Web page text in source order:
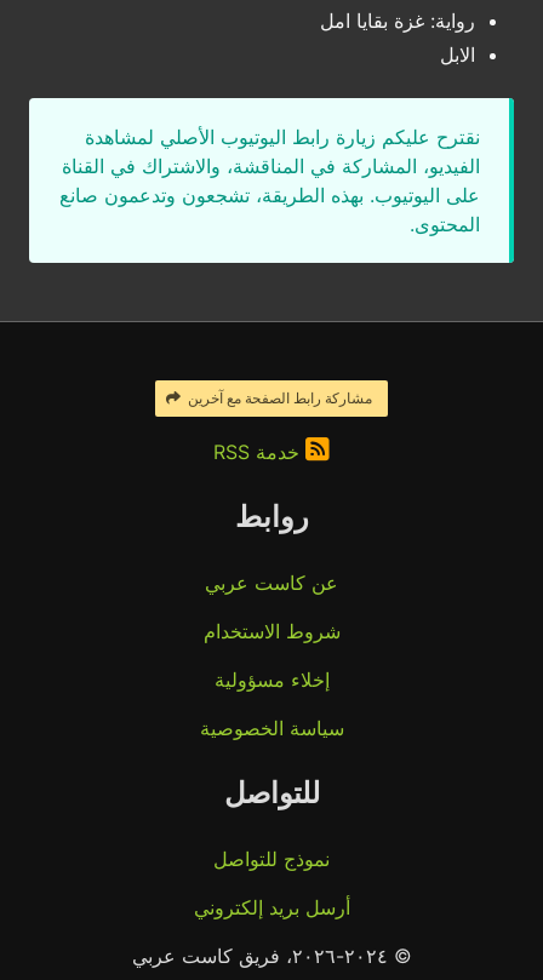
رواية: غزة بقايا امل
الابل
نقترح عليكم زيارة رابط اليوتيوب الأصلي لمشاهدة
الفيديو، المشاركة في المناقشة، والاشتراك في القناة
على اليوتيوب. بهذه الطريقة، تشجعون وتدعمون صانع
المحتوى.
مشاركة رابط الصفحة مع آخرين
خدمة RSS
روابط
عن كاست عربي
شروط الاستخدام
إخلاء مسؤولية
سياسة الخصوصية
للتواصل
نموذج للتواصل
أرسل بريد إلكتروني
© ٢٠٢٤-٢٠٢٦، فريق كاست عربي